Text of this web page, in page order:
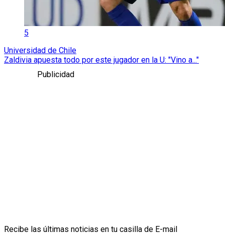
5
Universidad de Chile
Zaldivia apuesta todo por este jugador en la U: "Vino a..."
Publicidad
Recibe las últimas noticias en tu casilla de E-mail